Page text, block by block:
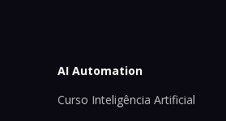
AI Automation
Curso Inteligência Artificial